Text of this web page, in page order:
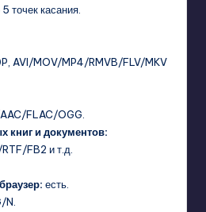
точек касания.
AVI/MOV/MP4/RMVB/FLV/MKV
FLAC/OGG.
книг и документов:
FB2 и т.д.
есть.
N.